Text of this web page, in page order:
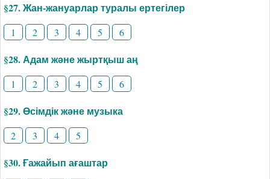
§27. Жан-жануарлар туралы ертегілер
1 2 3 4 5 6
§28. Адам және жыртқыш аң
1 2 3 4 5 6
§29. Өсімдік және музыка
2 3 4 5
§30. Ғажайып ағаштар